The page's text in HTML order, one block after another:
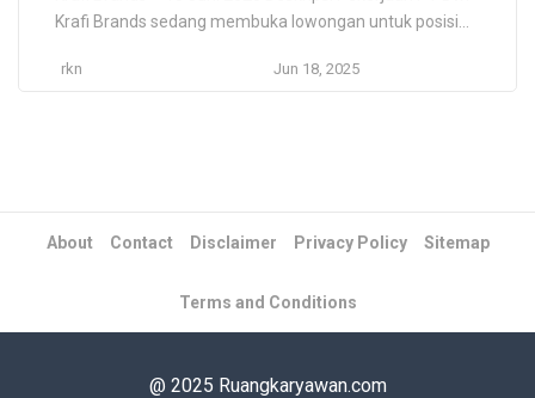
Krafi Brands sedang membuka lowongan untuk posisi
bertanggung jawab dalam pengelolaan toko online di
rkn Jun 18, 2025
About Contact Disclaimer Privacy Policy Sitemap
Terms and Conditions
@ 2025 Ruangkaryawan.com